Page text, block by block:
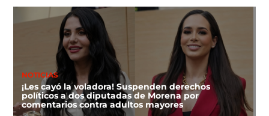
NOTICIAS
¡Les cayó la voladora! Suspenden derechos
políticos a dos diputadas de Morena por
comentarios contra adultos mayores